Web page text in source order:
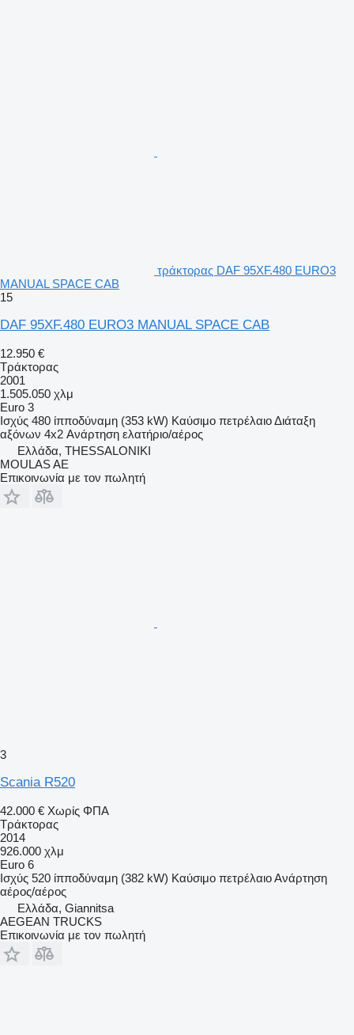
τράκτορας DAF 95XF.480 EURO3
MANUAL SPACE CAB
15
DAF 95XF.480 EURO3 MANUAL SPACE CAB
12.950 €
Τράκτορας
2001
1.505.050 χλμ
Euro 3
Ισχύς 480 ίπποδύναμη (353 kW) Καύσιμο πετρέλαιοΔιάταξη
αξόνων 4x2 Ανάρτηση ελατήριο/αέρος
Ελλάδα, THESSALONIKI
MOULAS AE
Επικοινωνία με τον πωλητή
3
Scania R520
42.000 € Χωρίς ΦΠΑ
Τράκτορας
2014
926.000 χλμ
Euro 6
Ισχύς 520 ίπποδύναμη (382 kW) Καύσιμο πετρέλαιοΑνάρτηση
αέρος/αέρος
Ελλάδα, Giannitsa
AEGEAN TRUCKS
Επικοινωνία με τον πωλητή